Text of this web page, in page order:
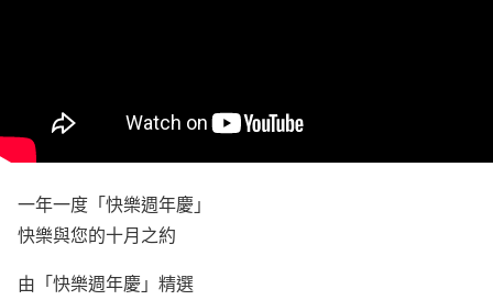
一年一度「快樂週年慶」
快樂與您的十月之約
由「快樂週年慶」精選